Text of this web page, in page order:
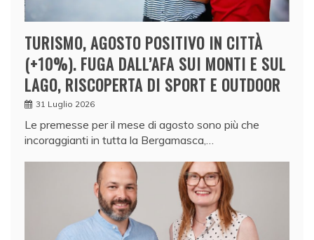
TURISMO, AGOSTO POSITIVO IN CITTÀ
(+10%). FUGA DALL’AFA SUI MONTI E SUL
LAGO, RISCOPERTA DI SPORT E OUTDOOR
31 Luglio 2026
Le premesse per il mese di agosto sono più che
incoraggianti in tutta la Bergamasca,…